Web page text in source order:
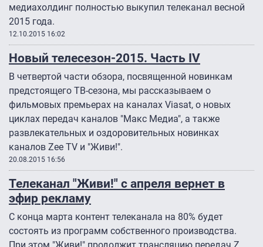
медиахолдинг полностью выкупил телеканал весной
2015 года.
12.10.2015 16:02
Новый телесезон-2015. Часть IV
В четвертой части обзора, посвященной новинкам
предстоящего ТВ-сезона, мы рассказываем о
фильмовых премьерах на каналах Viasat, о новых
циклах передач каналов "Макс Медиа", а также
развлекательных и оздоровительных новинках
каналов Zee TV и "Живи!".
20.08.2015 16:56
Телеканал "Живи!" с апреля вернет в
эфир рекламу
С конца марта контент телеканала на 80% будет
состоять из программ собственного производства.